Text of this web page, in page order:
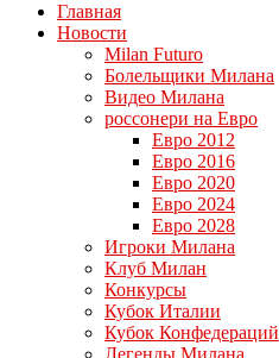
Главная
Новости
Milan Futuro
Болельщики Милана
Видео Милана
россонери на Евро
Евро 2012
Евро 2016
Евро 2020
Евро 2024
Евро 2028
Игроки Милана
Клуб Милан
Конкурсы
Кубок Италии
Кубок Конфедераций
Легенды Милана